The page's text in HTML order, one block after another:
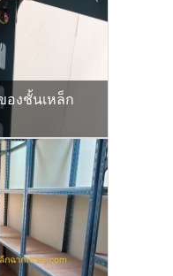
องชั้นเหล็ก